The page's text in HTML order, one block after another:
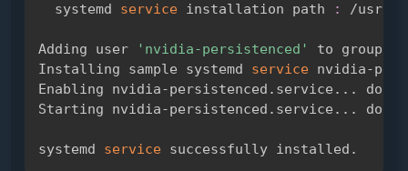
  systemd
service installation path : /usr/
Adding user 'nvidia-persistenced' to group
Installing sample systemd service nvidia-
Enabling nvidia-persistenced.service .. . done.
Starting nvidia-persistenced.service .. . done.
systemd service